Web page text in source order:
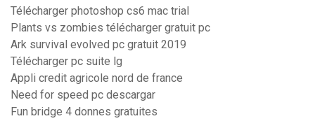
Télécharger photoshop cs6 mac trial
Plants vs zombies télécharger gratuit pc
Ark survival evolved pc gratuit 2019
Télécharger pc suite lg
Appli credit agricole nord de france
Need for speed pc descargar
Fun bridge 4 donnes gratuites